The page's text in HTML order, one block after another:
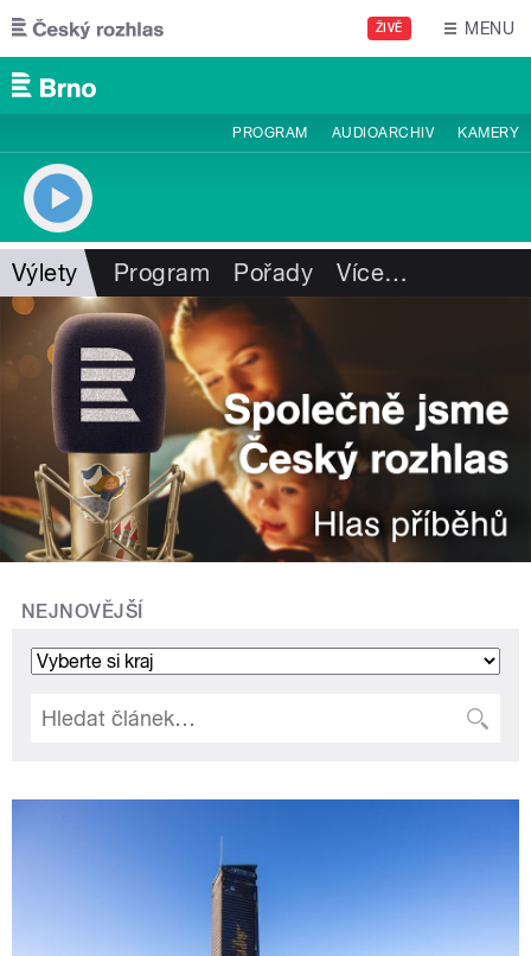
Přejít k hlavnímu obsahu
ŽIVĚ MENU
PROGRAM AUDIOARCHIV KAMERY
Výlety Program Pořady Více…
NEJNOVĚJŠÍ